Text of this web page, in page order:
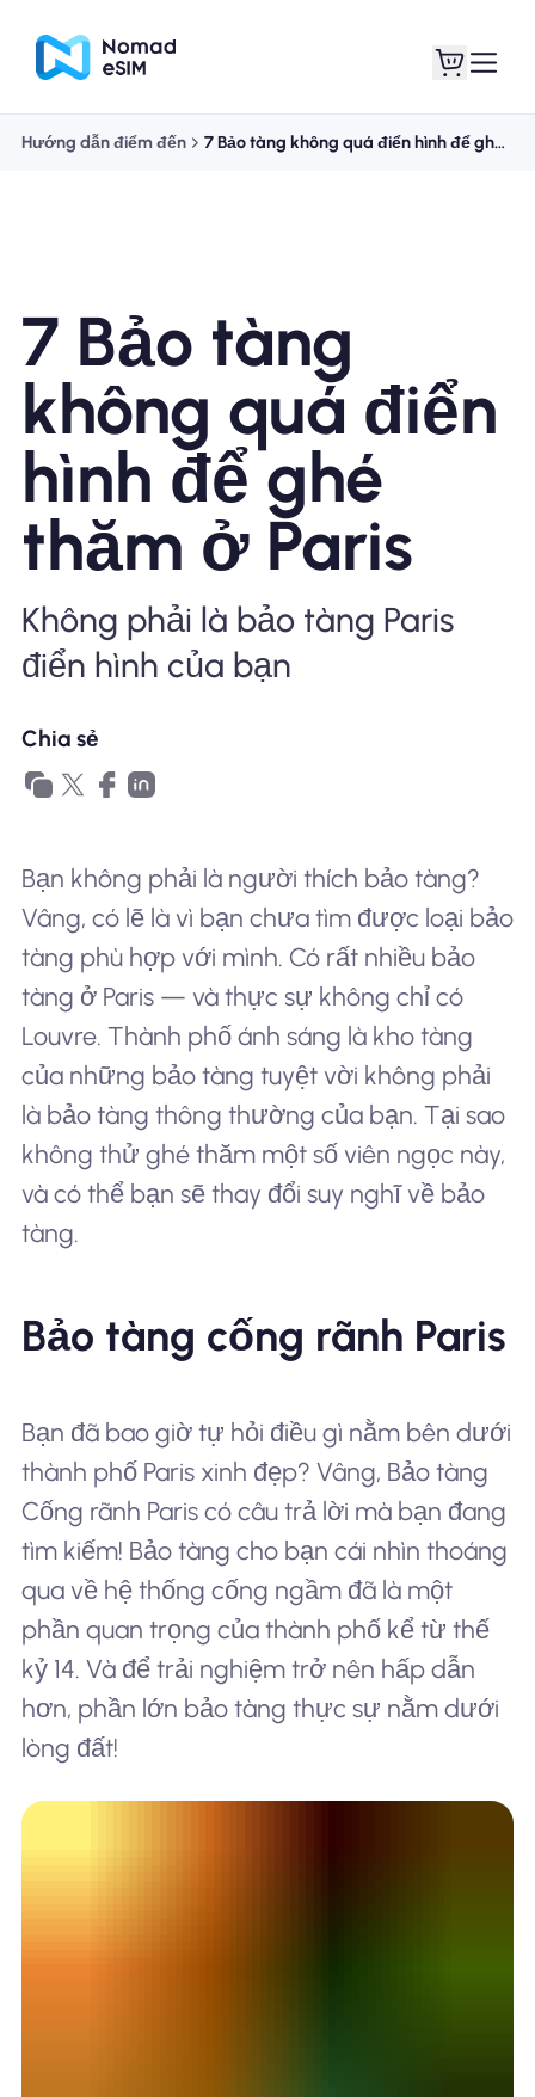
Kế hoạch mua sắm
Giới thiệu về eSIM
Cho doanh nghiệp
Hướng dẫn điểm đến 7 Bảo tàng không quá điển hình để ghé thăm ở Paris
7 Bảo tàng
không quá điển
hình để ghé
thăm ở Paris
Không phải là bảo tàng Paris
điển hình của bạn
Chia sẻ
Bạn không phải là người thích bảo tàng?
Vâng, có lẽ là vì bạn chưa tìm được loại bảo
tàng phù hợp với mình. Có rất nhiều bảo
tàng ở Paris — và thực sự không chỉ có
Louvre. Thành phố ánh sáng là kho tàng
của những bảo tàng tuyệt vời không phải
là bảo tàng thông thường của bạn. Tại sao
không thử ghé thăm một số viên ngọc này,
và có thể bạn sẽ thay đổi suy nghĩ về bảo
tàng.
Bảo tàng cống rãnh Paris
Bạn đã bao giờ tự hỏi điều gì nằm bên dưới
thành phố Paris xinh đẹp? Vâng, Bảo tàng
Cống rãnh Paris có câu trả lời mà bạn đang
tìm kiếm! Bảo tàng cho bạn cái nhìn thoáng
qua về hệ thống cống ngầm đã là một
phần quan trọng của thành phố kể từ thế
kỷ 14. Và để trải nghiệm trở nên hấp dẫn
hơn, phần lớn bảo tàng thực sự nằm dưới
lòng đất!